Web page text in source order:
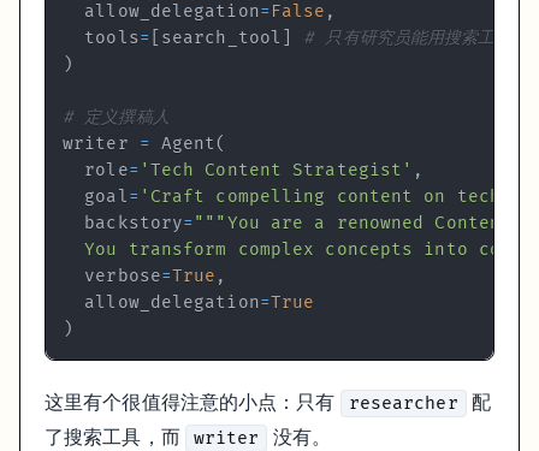
5. 观察运行过程
跑起来以后，你通常会看到这样一个节奏：
Researcher开始调用 Google Search，搜索 "AI Agent trends
它会阅读搜索结果，提取关键点（如 AutoGen, BabyAGI）。
任务完成后，它把调研报告
Writer接收到报告，开始撰写文章。
最终输出一篇完整的博客。
6. 这个实验真正该观察什么
很多人做多 Agent demo 时，只看最后文章写得像不像。其实更有价值
它是搜了一堆泛泛网页，还是找到了真正有信息量的来源？有没有明显
  allow_delegation
= False ,
  tools
= search_tool
# 只有研究员能用搜索工具
)
# 定义撰稿人
writer = Agent(
  role
= 'Tech Content Strategist' ,
  goal
= 'Craft compelling content on tech
  backstory
=
You transform complex concepts into
  verbose
=True ,
  allow_delegation
=True
)
这里有个很值得注意的小点：只有 researcher
配
了搜索工具，而
writer 没有。